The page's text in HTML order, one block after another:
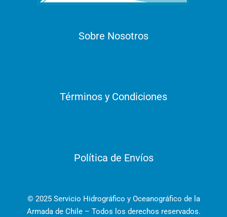
Sobre Nosotros
Términos y Condiciones
Política de Envíos
© 2025 Servicio Hidrográfico y Oceanográfico de la
Armada de Chile – Todos los derechos reservados.